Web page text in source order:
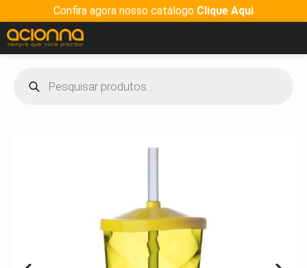
Confira agora nosso catálogo Clique Aqui